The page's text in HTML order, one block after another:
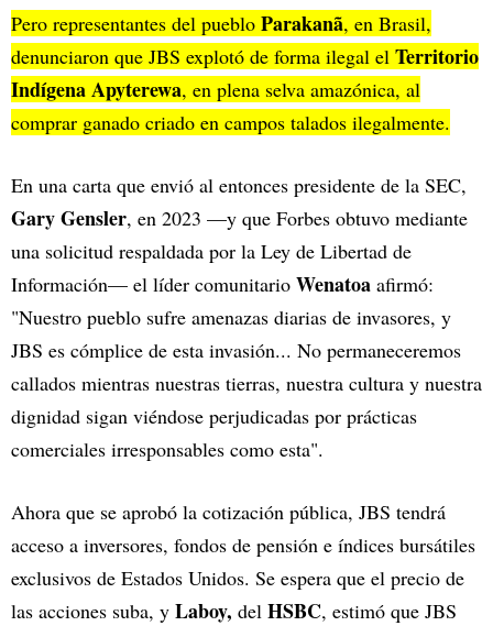
Pero representantes del pueblo Parakanã, en Brasil,
denunciaron que JBS explotó de forma ilegal el Territorio
Indígena Apyterewa, en plena selva amazónica, al
comprar ganado criado en campos talados ilegalmente.
En una carta que envió al entonces presidente de la SEC,
Gary Gensler, en 2023 —y que Forbes obtuvo mediante
una solicitud respaldada por la Ley de Libertad de
Información— el líder comunitario Wenatoa afirmó:
"Nuestro pueblo sufre amenazas diarias de invasores, y
JBS es cómplice de esta invasión... No permaneceremos
callados mientras nuestras tierras, nuestra cultura y nuestra
dignidad sigan viéndose perjudicadas por prácticas
comerciales irresponsables como esta".
Ahora que se aprobó la cotización pública, JBS tendrá
acceso a inversores, fondos de pensión e índices bursátiles
exclusivos de Estados Unidos. Se espera que el precio de
las acciones suba, y Laboy, del HSBC, estimó que JBS